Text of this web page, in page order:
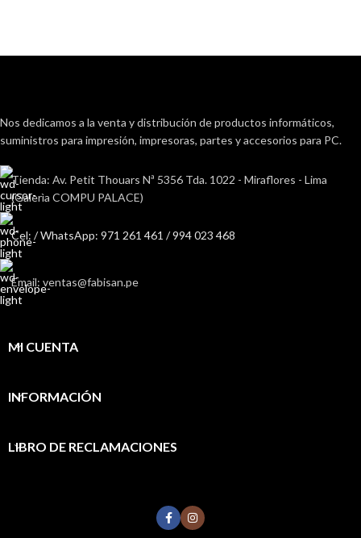
Nos dedicamos a la venta y distribución de productos informáticos,
suministros para impresión, impresoras, partes y accesorios para PC.
Tienda: Av. Petit Thouars Nª 5356 Tda. 1022 - Miraflores - Lima
(Galerìa COMPU PALACE)
Cel: / WhatsApp: 971 261 461 / 994 023 468
Email: ventas@fabisan.pe
MI CUENTA
INFORMACIÓN
LIBRO DE RECLAMACIONES